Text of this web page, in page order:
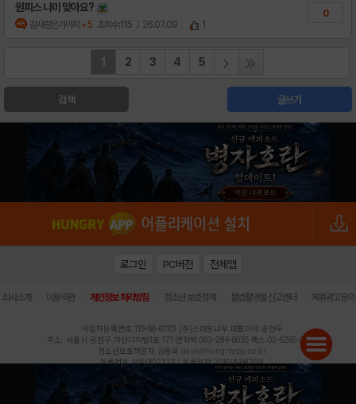
원피스 나미 맞아요?
갈사람은가야지 +5 조회수:115 | 26.07.09 1
0
1 2 3 4 5
검색 글쓰기
로그인 PC버전 전체앱
회사소개 이용약관 개인정보 처리방침 청소년 보호정책 불법촬영물 신고센터 제휴광고문의
사업자등록번호:119-86-61101 (주)스마트나우 대표이사:송현두
주소: 서울시 금천구 가산디지털1로 171 연락처:063-284-8635 팩스:02-6265-0377
청소년보호책임자:김동욱 desk@hungryapp.co.kr
등록번호:서울아02322 | 등록일자:2016년4월25일
발행인:(주)스마트나우 송현두 | 편집인:김동욱
헝그리앱의 콘텐츠 및 기사는 저작권법의 보호를 받으므로, 무단 전재, 복사, 배포 등을 금합니다.